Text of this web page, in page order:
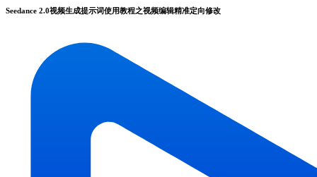
Seedance 2.0视频生成提示词使用教程之视频编辑精准定向修改